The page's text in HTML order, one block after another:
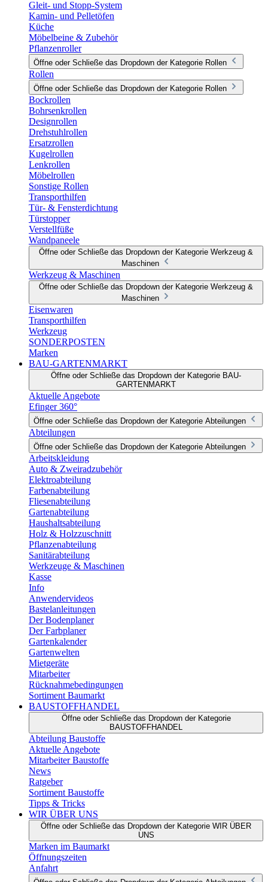
Gleit- und Stopp-System
Kamin- und Pelletöfen
Küche
Möbelbeine & Zubehör
Pflanzenroller
Öffne oder Schließe das Dropdown der Kategorie Rollen
Rollen
Öffne oder Schließe das Dropdown der Kategorie Rollen
Bockrollen
Bohrsenkrollen
Designrollen
Drehstuhlrollen
Ersatzrollen
Kugelrollen
Lenkrollen
Möbelrollen
Sonstige Rollen
Transporthilfen
Tür- & Fensterdichtung
Türstopper
Verstellfüße
Wandpaneele
Öffne oder Schließe das Dropdown der Kategorie Werkzeug &
Maschinen
Werkzeug & Maschinen
Öffne oder Schließe das Dropdown der Kategorie Werkzeug &
Maschinen
Eisenwaren
Transporthilfen
Werkzeug
SONDERPOSTEN
Marken
BAU-GARTENMARKT
Öffne oder Schließe das Dropdown der Kategorie BAU-
GARTENMARKT
Aktuelle Angebote
Efinger 360°
Öffne oder Schließe das Dropdown der Kategorie Abteilungen
Abteilungen
Öffne oder Schließe das Dropdown der Kategorie Abteilungen
Arbeitskleidung
Auto & Zweiradzubehör
Elektroabteilung
Farbenabteilung
Fliesenabteilung
Gartenabteilung
Haushaltsabteilung
Holz & Holzzuschnitt
Pflanzenabteilung
Sanitärabteilung
Werkzeuge & Maschinen
Kasse
Info
Anwendervideos
Bastelanleitungen
Der Bodenplaner
Der Farbplaner
Gartenkalender
Gartenwelten
Mietgeräte
Mitarbeiter
Rücknahmebedingungen
Sortiment Baumarkt
BAUSTOFFHANDEL
Öffne oder Schließe das Dropdown der Kategorie
BAUSTOFFHANDEL
Abteilung Baustoffe
Aktuelle Angebote
Mitarbeiter Baustoffe
News
Ratgeber
Sortiment Baustoffe
Tipps & Tricks
WIR ÜBER UNS
Öffne oder Schließe das Dropdown der Kategorie WIR ÜBER
UNS
Marken im Baumarkt
Öffnungszeiten
Anfahrt